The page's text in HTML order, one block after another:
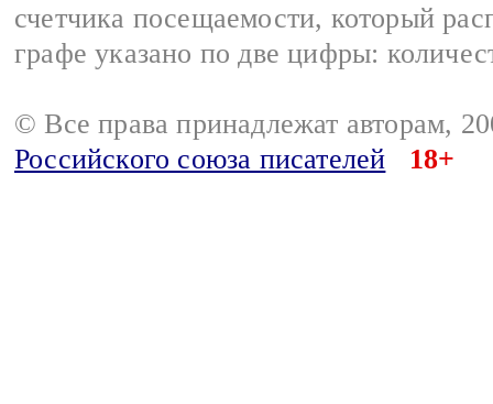
счетчика посещаемости, который
графе указано по две цифры:
© Все права принадлежат авторам,
Российского союза писателей
18+